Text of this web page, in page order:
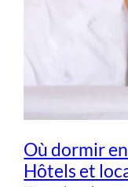
Où dormir
Hôtels et